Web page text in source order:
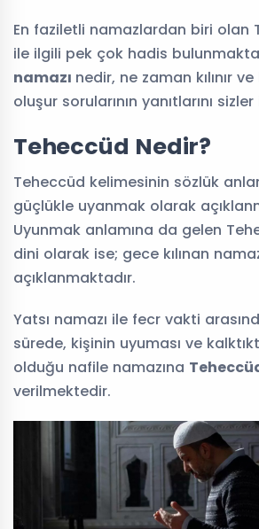
Hafız
Külliye
En faziletli namazlardan biri olan
ile ilgili pek çok hadis
namazı nedir, ne zaman kılınır
oluşur sorularının yanıtlarını
Teheccüd Nedir?
Teheccüd kelimesinin sözlük
güçlükle uyanmak olarak
Uyunmak anlamına da gelen
dini olarak ise; gece kılınan
açıklanmaktadır.
Yatsı namazı ile fecr vakti
sürede, kişinin uyuması ve
olduğu nafile namazına
verilmektedir.